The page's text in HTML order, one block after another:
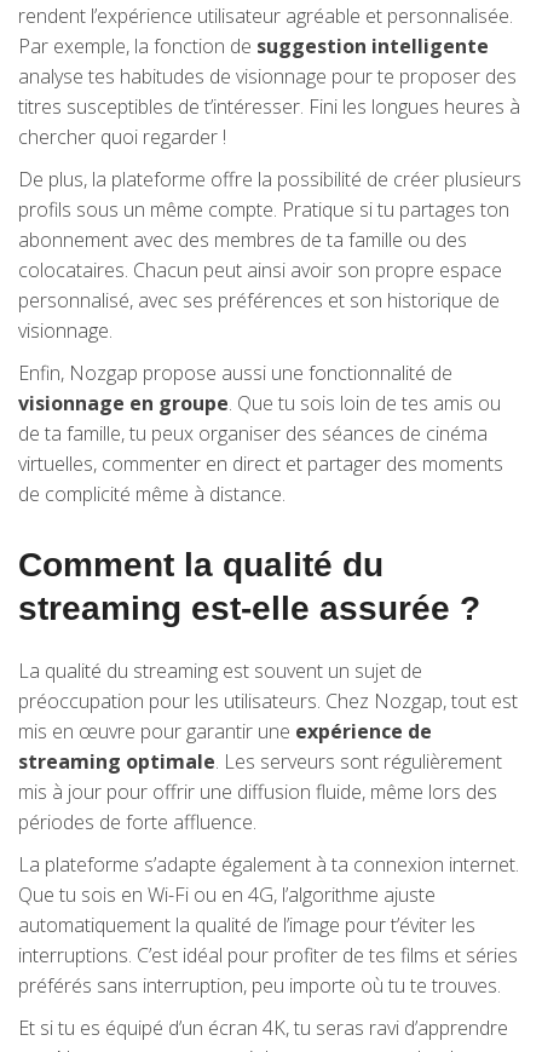
rendent l’expérience utilisateur agréable et personnalisée.
Par exemple, la fonction de suggestion intelligente
analyse tes habitudes de visionnage pour te proposer des
titres susceptibles de t’intéresser. Fini les longues heures à
chercher quoi regarder !
De plus, la plateforme offre la possibilité de créer plusieurs
profils sous un même compte. Pratique si tu partages ton
abonnement avec des membres de ta famille ou des
colocataires. Chacun peut ainsi avoir son propre espace
personnalisé, avec ses préférences et son historique de
visionnage.
Enfin, Nozgap propose aussi une fonctionnalité de
visionnage en groupe. Que tu sois loin de tes amis ou
de ta famille, tu peux organiser des séances de cinéma
virtuelles, commenter en direct et partager des moments
de complicité même à distance.
Comment la qualité du
streaming est-elle assurée ?
La qualité du streaming est souvent un sujet de
préoccupation pour les utilisateurs. Chez Nozgap, tout est
mis en œuvre pour garantir une expérience de
streaming optimale. Les serveurs sont régulièrement
mis à jour pour offrir une diffusion fluide, même lors des
périodes de forte affluence.
La plateforme s’adapte également à ta connexion internet.
Que tu sois en Wi-Fi ou en 4G, l’algorithme ajuste
automatiquement la qualité de l’image pour t’éviter les
interruptions. C’est idéal pour profiter de tes films et séries
préférés sans interruption, peu importe où tu te trouves.
Et si tu es équipé d’un écran 4K, tu seras ravi d’apprendre